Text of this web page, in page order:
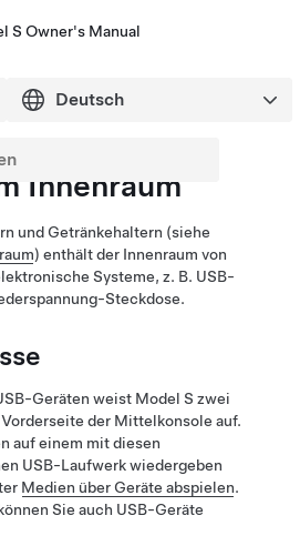
S Owner's Manual
Innenraum
und Getränkehaltern (siehe
) enthält der Innenraum von
Systeme, z. B. USB-
-Steckdose.
Geräten weist Model S zwei
der Mittelkonsole auf.
auf einem mit diesen
USB-Laufwerk wiedergeben
Medien über Geräte abspielen.
Sie auch USB-Geräte